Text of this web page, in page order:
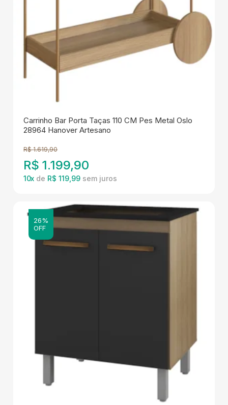
Carrinho Bar Porta Taças 110 CM Pes Metal Oslo
28964 Hanover Artesano
R$ 1.619,90
R$ 1.199,90
10x de R$ 119,99
26%
OFF